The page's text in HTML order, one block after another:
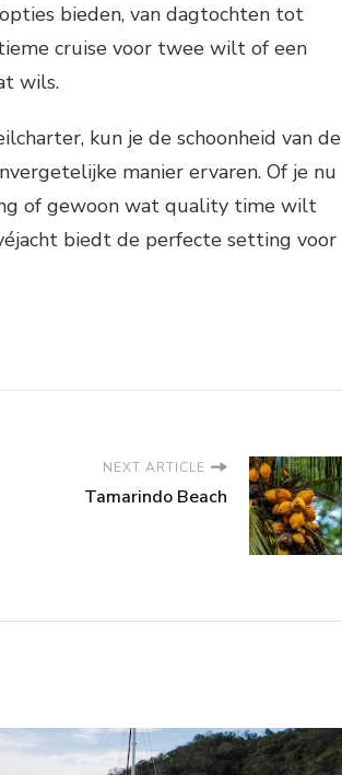
bieden, van dagtochten tot
cruise voor twee wilt of een
wils.
kun je de schoonheid van de
manier ervaren. Of je nu
of gewoon wat quality time wilt
biedt de perfecte setting voor
NEXT ARTICLE
Tamarindo Beach